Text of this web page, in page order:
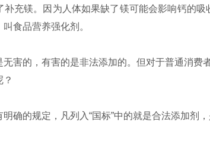
补充镁。因为人体如果缺了镁可能会影响钙的
食品营养强化剂。
害的，有害的是非法添加的。但对于普通消费
确的规定，凡列入“国标”中的就是合法添加剂